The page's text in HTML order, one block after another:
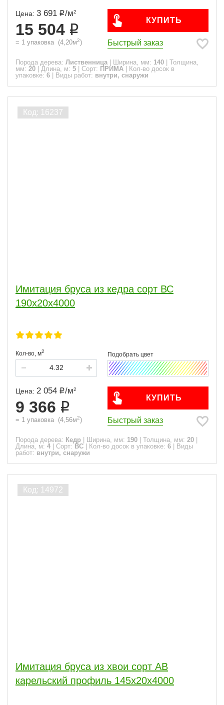
Цена: 3 691 /м2
15 504
= 1 упаковка (4,20м2)
КУПИТЬ
Быстрый заказ
Порода дерева: Лиственница Ширина, мм: 140
Толщина,
мм: 20 Длина, м: 5 Сорт: ПРИМА
Кол-во досок в
упаковке: 6 Виды работ: внутри, снаружи
Имитация бруса из кедра сорт ВС
190x20x4000
Кол-во, м2
Цена: 2 054 /м2
9 366
= 1 упаковка (4,56м2)
КУПИТЬ
Быстрый заказ
Порода дерева: Кедр Ширина, мм: 190 Толщина, мм: 20
Длина, м: 4 Сорт: ВС Кол-во досок в упаковке: 6
Виды
работ: внутри, снаружи
Имитация бруса из хвои сорт АВ
карельский профиль 145x20x4000